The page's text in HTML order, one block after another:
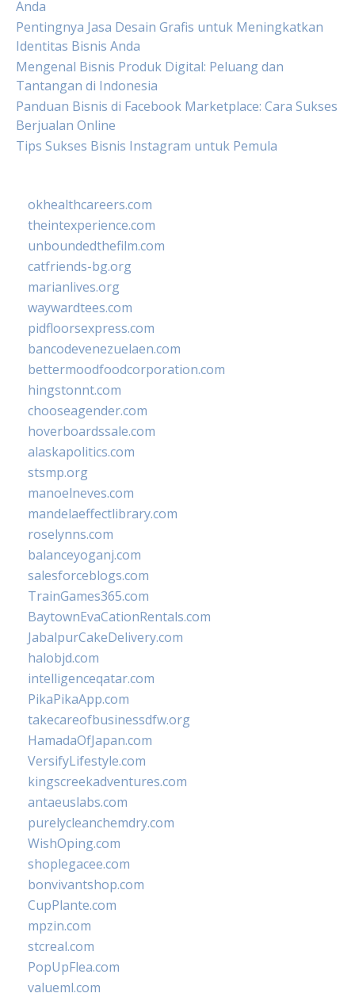
Anda
Pentingnya Jasa Desain Grafis untuk Meningkatkan
Identitas Bisnis Anda
Mengenal Bisnis Produk Digital: Peluang dan
Tantangan di Indonesia
Panduan Bisnis di Facebook Marketplace: Cara Sukses
Berjualan Online
Tips Sukses Bisnis Instagram untuk Pemula
okhealthcareers.com
theintexperience.com
unboundedthefilm.com
catfriends-bg.org
marianlives.org
waywardtees.com
pidfloorsexpress.com
bancodevenezuelaen.com
bettermoodfoodcorporation.com
hingstonnt.com
chooseagender.com
hoverboardssale.com
alaskapolitics.com
stsmp.org
manoelneves.com
mandelaeffectlibrary.com
roselynns.com
balanceyoganj.com
salesforceblogs.com
TrainGames365.com
BaytownEvaCationRentals.com
JabalpurCakeDelivery.com
halobjd.com
intelligenceqatar.com
PikaPikaApp.com
takecareofbusinessdfw.org
HamadaOfJapan.com
VersifyLifestyle.com
kingscreekadventures.com
antaeuslabs.com
purelycleanchemdry.com
WishOping.com
shoplegacee.com
bonvivantshop.com
CupPlante.com
mpzin.com
stcreal.com
PopUpFlea.com
valueml.com